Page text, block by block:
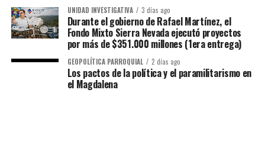
UNIDAD INVESTIGATIVA 3 días ago
Durante el gobierno de Rafael Martínez, el
Fondo Mixto Sierra Nevada ejecutó proyectos
por más de $351.000 millones (1era entrega)
GEOPOLÍTICA PARROQUIAL 2 días ago
Los pactos de la política y el paramilitarismo en
el Magdalena